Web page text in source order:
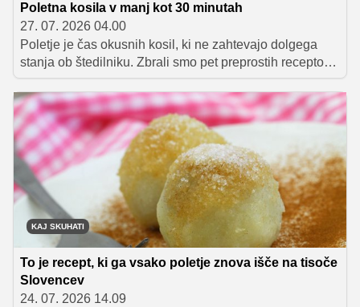
Poletna kosila v manj kot 30 minutah
27. 07. 2026 04.00
Poletje je čas okusnih kosil, ki ne zahtevajo dolgega
stanja ob štedilniku. Zbrali smo pet preprostih receptov,
ki so pripravljeni v največ pol ure, a so kljub hitri pripravi
polni okusa. Od kremastih njokov do lahkih sezonskih
jedi – to so ideje za dni, ko želimo dobro jesti brez
kompliciranja.
KAJ SKUHATI
To je recept, ki ga vsako poletje znova išče na tisoče
Slovencev
24. 07. 2026 14.09